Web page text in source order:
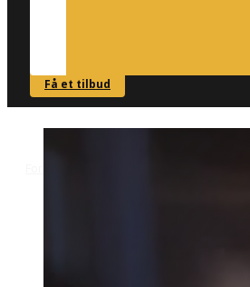
SE OVERSIGT
Få et tilbud
Effektiv